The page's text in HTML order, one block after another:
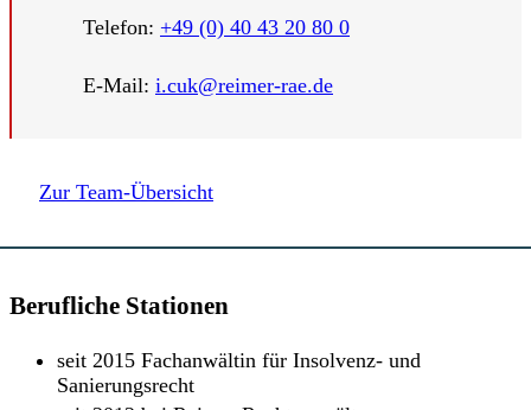
Telefon: +49 (0) 40 43 20 80 0
E-Mail: i.cuk@reimer-rae.de
Zur Team-Übersicht
Berufliche Stationen
seit 2015 Fachanwältin für Insolvenz- und
Sanierungsrecht